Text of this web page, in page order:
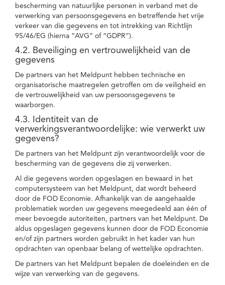
bescherming van natuurlijke personen in verband met de
verwerking van persoonsgegevens en betreffende het vrije
verkeer van die gegevens en tot intrekking van Richtlijn
95/46/EG (hierna “AVG” of “GDPR”).
4.2. Beveiliging en vertrouwelijkheid van de
gegevens
De partners van het Meldpunt hebben technische en
organisatorische maatregelen getroffen om de veiligheid en
de vertrouwelijkheid van uw persoonsgegevens te
waarborgen.
4.3. Identiteit van de
verwerkingsverantwoordelijke: wie verwerkt uw
gegevens?
De partners van het Meldpunt zijn verantwoordelijk voor de
bescherming van de gegevens die zij verwerken.
Al die gegevens worden opgeslagen en bewaard in het
computersysteem van het Meldpunt, dat wordt beheerd
door de FOD Economie. Afhankelijk van de aangehaalde
problematiek worden uw gegevens meegedeeld aan één of
meer bevoegde autoriteiten, partners van het Meldpunt. De
aldus opgeslagen gegevens kunnen door de FOD Economie
en/of zijn partners worden gebruikt in het kader van hun
opdrachten van openbaar belang of wettelijke opdrachten.
De partners van het Meldpunt bepalen de doeleinden en de
wijze van verwerking van de gegevens.